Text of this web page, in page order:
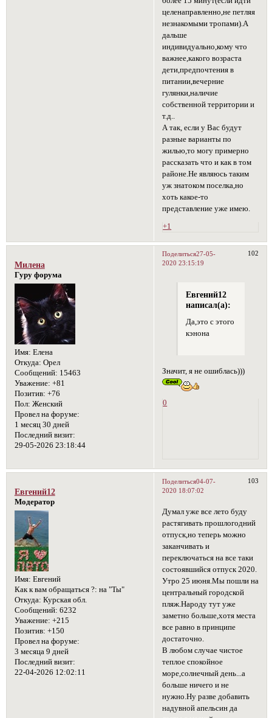
целенаправленно,не петляя
незнакомыми тропами).А
дальше
индивидуально,кому что
важнее,какого возраста
дети,предпочтения в
питании,вечерние
гулянки,наличие
собственной территории и
т.д..
А так, если у Вас будут
разные варианты по
жилью,то могу примерно
рассказать что и как в том
районе.Не являюсь таким
уж знатоком поселка,но
хоть какое-то
представление уже имею.
+1
Поделиться 102
27-05-
2020 23:15:19
Милена
Гуру форума
Имя: Елена
Откуда: Орел
Сообщений: 15463
Уважение: +81
Позитив: +76
Пол: Женский
Провел на форуме:
1 месяц 30 дней
Последний визит:
29-05-2026 23:18:44
Евгений12
написал(а):
Да,это с этого
кэнона
Значит, я не ошиблась)))
0
Поделиться 103
04-07-
2020 18:07:02
Евгений12
Модератор
Имя: Евгений
Как к вам обращаться ?: на "Ты"
Откуда: Курская обл.
Сообщений: 6232
Уважение: +215
Позитив: +150
Провел на форуме:
3 месяца 9 дней
Последний визит:
22-04-2026 12:02:11
Думал уже все лето буду
растягивать прошлогодний
отпуск,но теперь можно
заканчивать и
переключаться на все таки
состоявшийся отпуск 2020.
Утро 25 июня.Мы пошли на
центральный городской
пляж.Народу тут уже
заметно больше,хотя места
все равно в принципе
достаточно.
В любом случае чистое
теплое спокойное
море,солнечный день...а
больше ничего и не
нужно.Ну разве добавить
надувной апельсин да